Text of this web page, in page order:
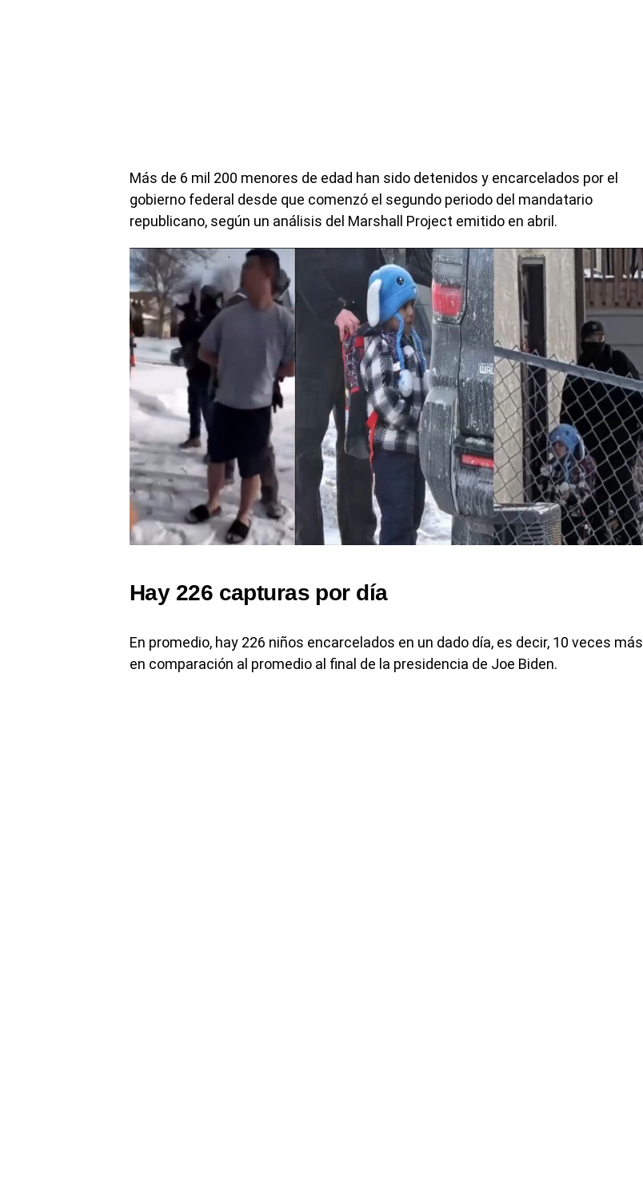
Más de 6 mil 200 menores de edad han sido detenidos y encarcelados por el
gobierno federal desde que comenzó el segundo periodo del mandatario
republicano, según un análisis del Marshall Project emitido en abril.
Hay 226 capturas por día
En promedio, hay 226 niños encarcelados en un dado día, es decir, 10 veces más
en comparación al promedio al final de la presidencia de Joe Biden.